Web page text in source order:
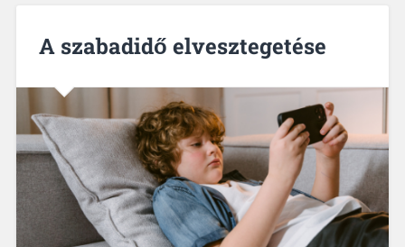
A szabadidő elvesztegetése